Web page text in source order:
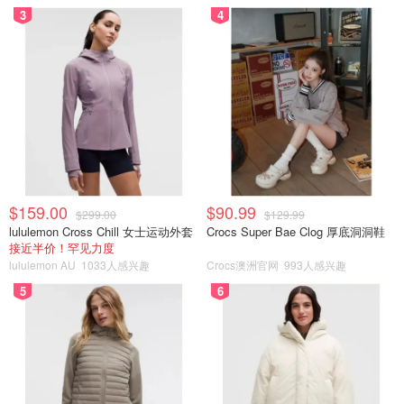
步骤5-8
加入有盐黄油和淡奶油，混合均匀。
3
$159.00 $299.00
lululemon Cross Chill 女士运动外套
接近半价！罕见力度
lululemon AU 1033人感兴趣
4
$90.99 $129.99
Crocs Super Bae Clog 厚底洞洞鞋
Crocs澳洲官网 993人感兴趣
5 6